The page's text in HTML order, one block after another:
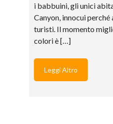
i babbuini, gli unici
Canyon, innocui
turisti. Il momento
colori è […]
Leggi Altro